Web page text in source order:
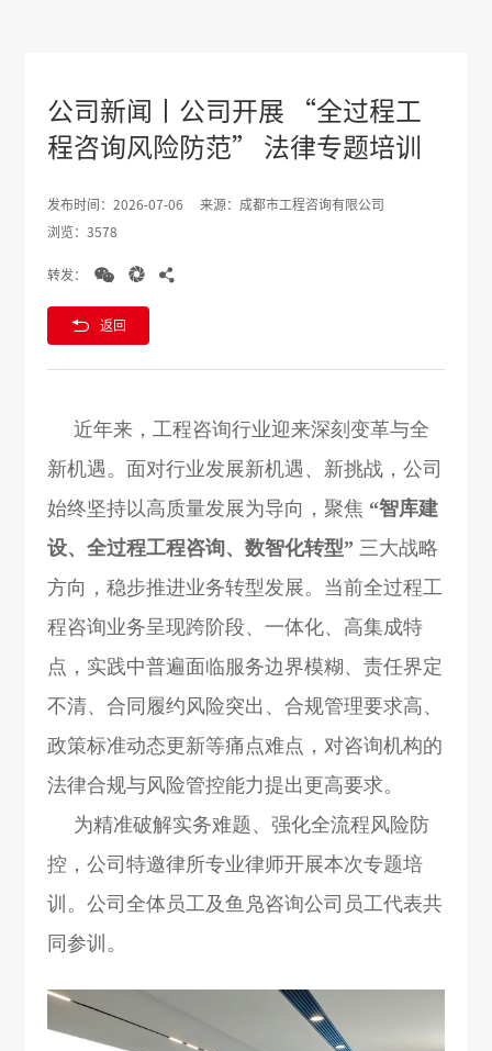
公司新闻丨公司开展 “全过程工
程咨询风险防范” 法律专题培训
发布时间：2026-07-06 来源：成都市工程咨询有限公司
浏览：3578
转发：   
 返回
近年来，工程咨询行业迎来深刻变革与全
新机遇。面对行业发展新机遇、新挑战，公司
始终坚持以高质量发展为导向，聚焦 “智库建
设、全过程工程咨询、数智化转型” 三大战略
方向，稳步推进业务转型发展。当前全过程工
程咨询业务呈现跨阶段、一体化、高集成特
点，实践中普遍面临服务边界模糊、责任界定
不清、合同履约风险突出、合规管理要求高、
政策标准动态更新等痛点难点，对咨询机构的
法律合规与风险管控能力提出更高要求。
为精准破解实务难题、强化全流程风险防
控，公司特邀律所专业律师开展本次专题培
训。公司全体员工及鱼凫咨询公司员工代表共
同参训。